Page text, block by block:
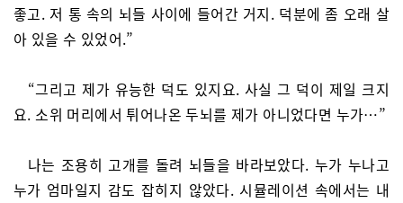
좋고. 저 통 속의 뇌들 사이에 들어간 거지. 덕분에 좀 오래 살
아 있을 수 있었어.”
“그리고 제가 유능한 덕도 있지요. 사실 그 덕이 제일 크지
요. 소위 머리에서 튀어나온 두뇌를 제가 아니었다면 누가…”
나는 조용히 고개를 돌려 뇌들을 바라보았다. 누가 누나고
누가 엄마일지 감도 잡히지 않았다. 시뮬레이션 속에서는 내